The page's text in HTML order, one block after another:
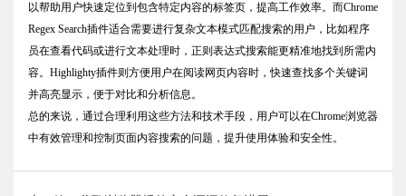
以帮助用户快速定位到包含特定内容的标签页，提高工作效率。而Chrome
Regex Search插件适合需要进行复杂文本模式匹配搜索的用户，比如程序
员在查看代码或进行文本处理时，正则表达式搜索能更精准地找到所需内
容。Highlighty插件则方便用户在阅读网页内容时，快速查找多个关键词
并高亮显示，便于对比和分析信息。
总的来说，通过合理利用这些方法和技术手段，用户可以在Chrome浏览器
中有效管理和控制页面内容搜索的问题，提升使用体验和安全性。